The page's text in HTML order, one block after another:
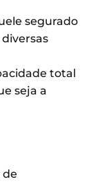
segurado
total
seja a
de